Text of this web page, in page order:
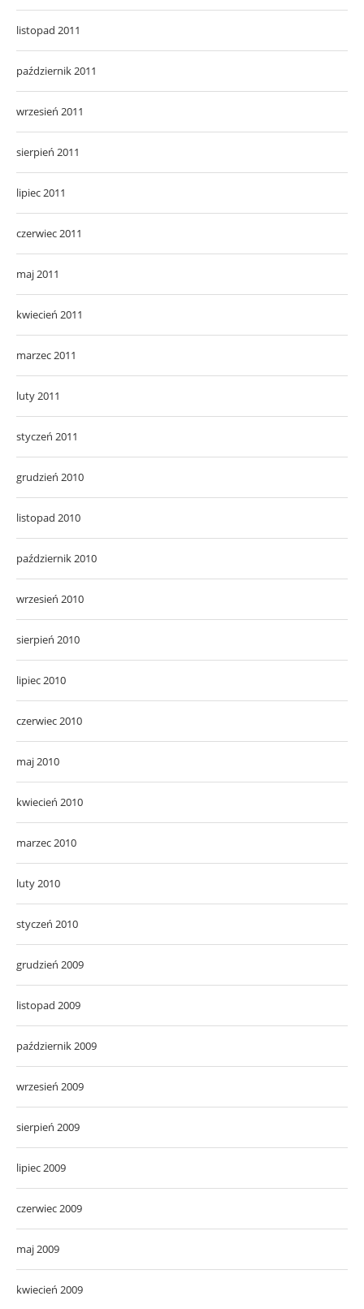
listopad 2011
październik 2011
wrzesień 2011
sierpień 2011
lipiec 2011
czerwiec 2011
maj 2011
kwiecień 2011
marzec 2011
luty 2011
styczeń 2011
grudzień 2010
listopad 2010
październik 2010
wrzesień 2010
sierpień 2010
lipiec 2010
czerwiec 2010
maj 2010
kwiecień 2010
marzec 2010
luty 2010
styczeń 2010
grudzień 2009
listopad 2009
październik 2009
wrzesień 2009
sierpień 2009
lipiec 2009
czerwiec 2009
maj 2009
kwiecień 2009